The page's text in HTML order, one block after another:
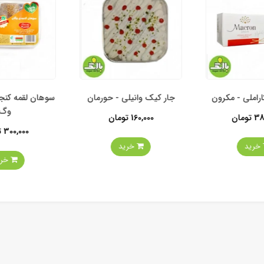
- مکرون
خرید
جار کیک وانیلی - حورمان
160,000 تومان
خرید
سوهان لقمه
وگ
300,000 تومان
خرید